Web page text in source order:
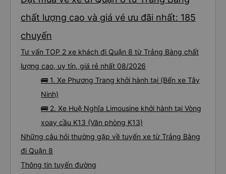
chất lượng cao và giá vé ưu đãi nhất: 185
chuyến
Tư vấn TOP 2 xe khách đi Quận 8 từ Trảng Bàng chất
lượng cao, uy tín, giá rẻ nhất 08/2026
🚌 1. Xe Phương Trang khởi hành tại (Bến xe Tây
Ninh)
🚌 2. Xe Huệ Nghĩa Limousine khởi hành tại Vòng
xoay cầu K13 (Văn phòng K13)
Những câu hỏi thường gặp về tuyến xe từ Trảng Bàng
đi Quận 8
Thông tin tuyến đường